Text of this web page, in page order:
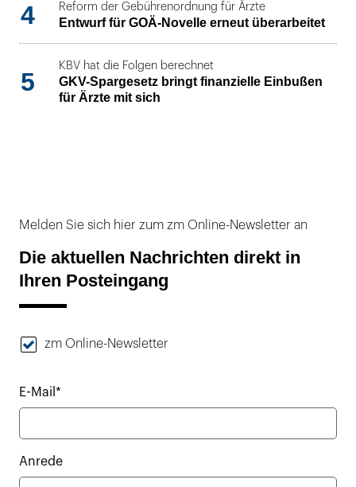
4 Reform der Gebührenordnung für Ärzte
Entwurf für GOÄ-Novelle erneut überarbeitet
5
KBV hat die Folgen berechnet
GKV-Spargesetz bringt finanzielle Einbußen
für Ärzte mit sich
Melden Sie sich hier zum zm Online-Newsletter an
Die aktuellen Nachrichten direkt in
Ihren Posteingang
zm Online-Newsletter
E-Mail*
Anrede